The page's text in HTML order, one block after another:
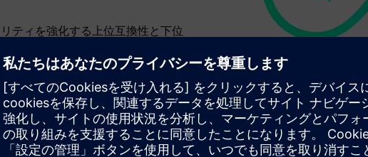
ティを強化する上位互換性と下位
ャ